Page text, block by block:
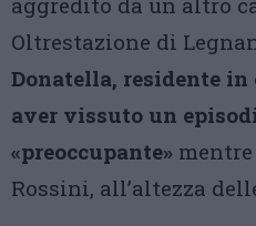
Oltrestazione di
Donatella, residente
aver vissuto un
«preoccupante»
Rossini, all’altezza